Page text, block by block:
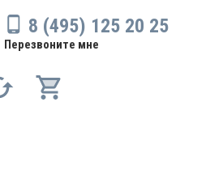
8 (495) 125 20 25
Перезвоните мне